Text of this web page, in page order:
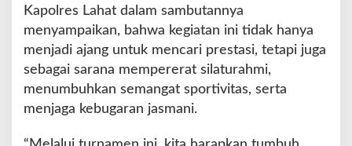
i
Kapolres Lahat dalam sambutannya
menyampaikan, bahwa kegiatan ini tidak hanya
menjadi ajang untuk mencari prestasi, tetapi juga
sebagai sarana mempererat silaturahmi,
menumbuhkan semangat sportivitas, serta
menjaga kebugaran jasmani.